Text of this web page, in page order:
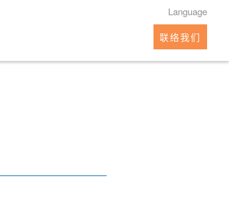
Language
联络我们